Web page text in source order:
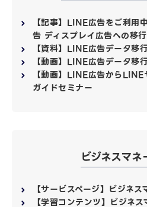
【記事】LINE広告をご利
告 ディスプレイ広告への移
【資料】LINE広告データ移
【動画】LINE広告データ移
【動画】LINE広告から
ガイドセミナー
ビジネスマ
【サービスページ】ビジネス
【学習コンテンツ】ビジネ